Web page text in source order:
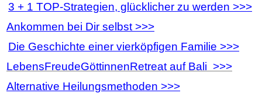
3 + 1 TOP-Strategien, glücklicher zu werden >>>
Ankommen bei Dir selbst >>>
Die Geschichte einer vierköpfigen Familie >>>
LebensFreudeGöttinnenRetreat auf Bali >>>
Alternative Heilungsmethoden >>>